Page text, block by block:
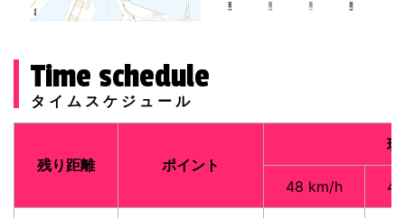
Time schedule
タイムスケジュール
残り距離 ポイント
現
48 km/h